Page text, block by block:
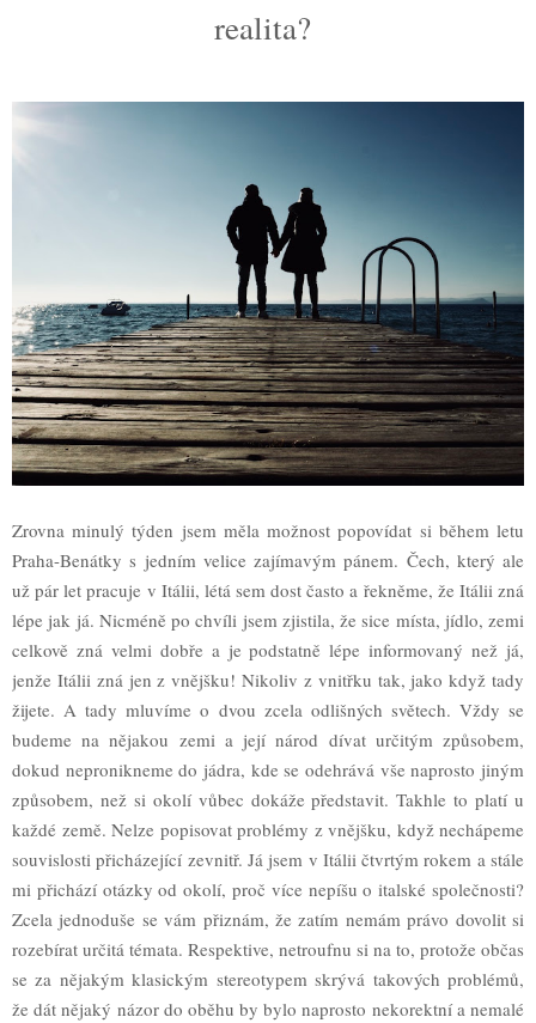
realita?
Zrovna minulý týden jsem měla možnost popovídat si během letu
Praha-Benátky s jedním velice zajímavým pánem. Čech, který ale
už pár let pracuje v Itálii, létá sem dost často a řekněme, že Itálii zná
lépe jak já. Nicméně po chvíli jsem zjistila, že sice místa, jídlo, zemi
celkově zná velmi dobře a je podstatně lépe informovaný než já,
jenže Itálii zná jen z vnějšku! Nikoliv z vnitřku tak, jako když tady
žijete. A tady mluvíme o dvou zcela odlišných světech. Vždy se
budeme na nějakou zemi a její národ dívat určitým způsobem,
dokud nepronikneme do jádra, kde se odehrává vše naprosto jiným
způsobem, než si okolí vůbec dokáže představit. Takhle to platí u
každé země. Nelze popisovat problémy z vnějšku, když nechápeme
souvislosti přicházející zevnitř. Já jsem v Itálii čtvrtým rokem a stále
mi přichází otázky od okolí, proč více nepíšu o italské společnosti?
Zcela jednoduše se vám přiznám, že zatím nemám právo dovolit si
rozebírat určitá témata. Respektive, netroufnu si na to, protože občas
se za nějakým klasickým stereotypem skrývá takových problémů,
že dát nějaký názor do oběhu by bylo naprosto nekorektní a nemalé